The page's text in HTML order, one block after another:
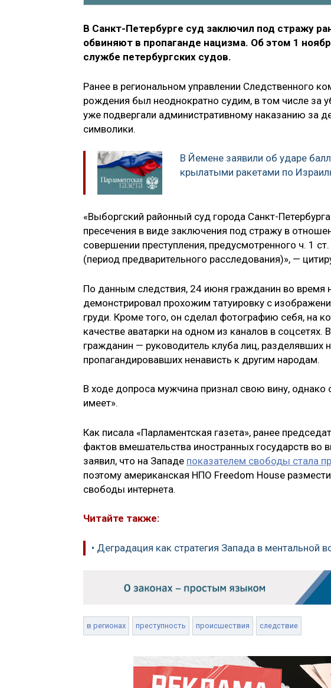
В Санкт-Петербурге суд заключил под стражу
обвиняют в пропаганде нацизма. Об этом 1
службе петербургских судов.
Ранее в региональном управлении Следственного
рождения был неоднократно судим, в том числе за
уже подвергали административному наказанию за
символики.
В Йемене заявили об ударе
крылатыми ракетами по
«Выборгский районный суд города Санкт-
пресечения в виде заключения под стражу в
совершении преступления, предусмотренного ч. 1
(период предварительного расследования)», —
По данным следствия, 24 июня гражданин во время
демонстрировал прохожим татуировку с
груди. Кроме того, он сделал фотографию себя, на
качестве аватарки на одном из каналов в
гражданин — руководитель клуба лиц, разделявших
пропагандировавших ненависть к другим народам.
В ходе допроса мужчина признал свою вину,
имеет».
Как писала «Парламентская газета», ранее
фактов вмешательства иностранных государств во
заявил, что на Западе показателем свободы стала
поэтому американская НПО Freedom House
свободы интернета.
Читайте также:
• Деградация как стратегия Запада в ментальной
в регионах преступность происшествия следствие